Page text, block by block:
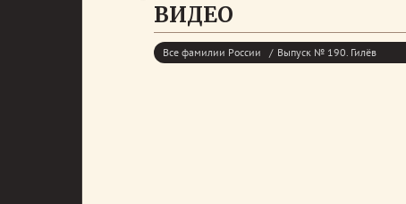
ВИДЕО
Все фамилии России Выпуск № 190. Гилёв